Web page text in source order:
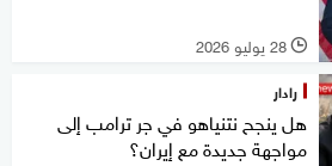
l 28 يوليو 2026
رادار
هل ينجح نتنياهو في جر ترامب إلى
مواجهة جديدة مع إيران؟